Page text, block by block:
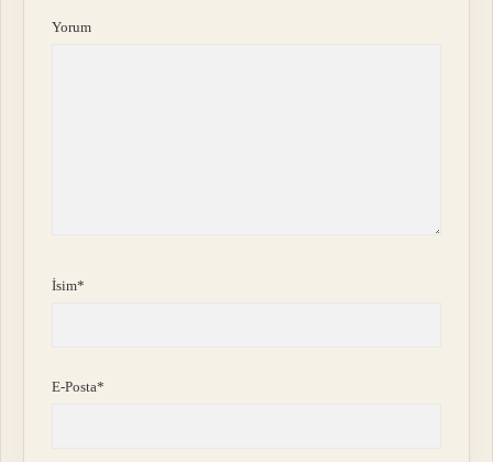
Yorum
İsim*
E-Posta*